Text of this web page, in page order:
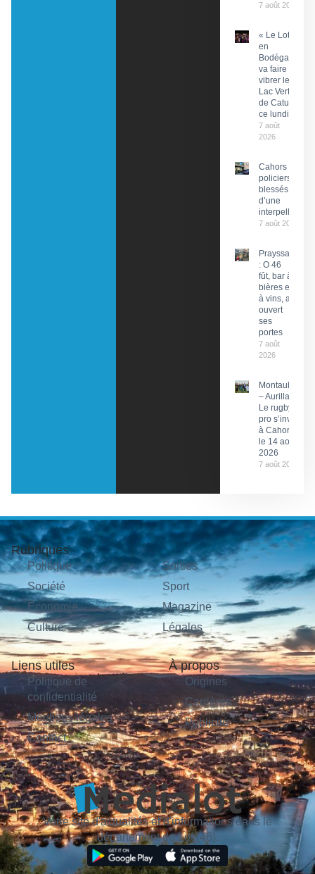
7 août 2026
« Le Lot
en
Bodéga »
va faire
vibrer le
Lac Vert
de Catus
ce lundi
7 août
2026
Cahors : Des
policiers
blessés lors
d’une
interpellation
7 août 2026
Prayssac
: O 46
fût, bar à
bières et
à vins, a
ouvert
ses
portes
7 août
2026
Montauban
– Aurillac :
Le rugby
pro s’invite
à Cahors
le 14 août
2026
7 août 2026
Rubriques
Politique
Société
Économie
Culture
Sorties
Sport
Magazine
Légales
Liens utiles
Politique de
confidentialité
Mentions légales
Contact
À propos
Origines
Carrières
Publicité
Votre site d'actualités et d'informations dans le
département du Lot (46).